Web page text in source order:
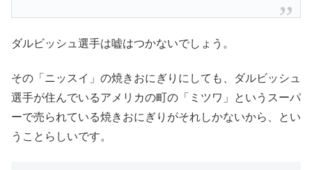
ダルビッシュ選手は嘘はつかないでしょう。
その「ニッスイ」の焼きおにぎりにしても、ダルビッシュ
選手が住んでいるアメリカの町の「ミツワ」というスーパ
ーで売られている焼きおにぎりがそれしかないから、とい
うことらしいです。